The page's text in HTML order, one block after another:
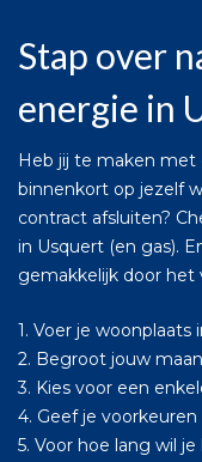
Stap over
energie in
Heb jij te maken met
binnenkort op jezelf
contract afsluiten?
in Usquert (en gas).
gemakkelijk door het
1. Voer je
2. Begroot jouw
3. Kies voor een
4. Geef je
5. Voor hoe lang wil